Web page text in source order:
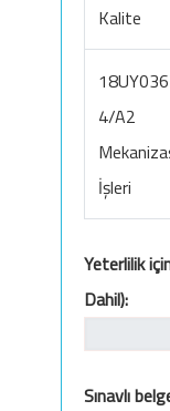
Kalite
4/A2
İşleri
Yeterlilik
Dahil):
Sınavlı